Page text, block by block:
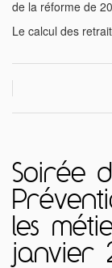
de la réforme de
Le calcul des
Soirée
les
janvier